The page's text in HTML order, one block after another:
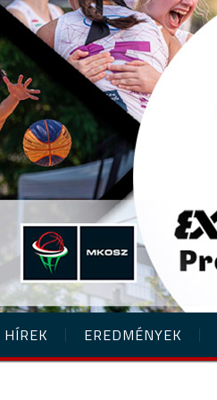
HÍREK EREDMÉNYEK